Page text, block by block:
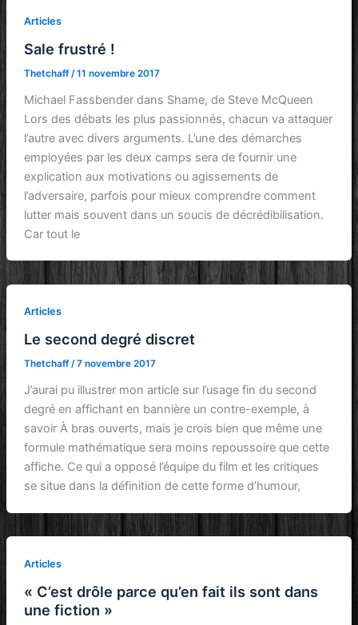
Articles
Sale frustré !
Thetchaff /11 novembre 2017
Michael Fassbender dans Shame, de Steve McQueen
Lors des débats les plus passionnés, chacun va attaquer
l’autre avec divers arguments. L’une des démarches
employées par les deux camps sera de fournir une
explication aux motivations ou agissements de
l’adversaire, parfois pour mieux comprendre comment
lutter mais souvent dans un soucis de décrédibilisation.
Car tout le
Articles
Le second degré discret
Thetchaff/7 novembre 2017
J’aurai pu illustrer mon article sur l’usage fin du second
degré en affichant en bannière un contre-exemple, à
savoir À bras ouverts, mais je crois bien que même une
formule mathématique sera moins repoussoire que cette
affiche. Ce qui a opposé l’équipe du film et les critiques
se situe dans la définition de cette forme d’humour,
Articles
« C’est drôle parce qu’en fait ils sont dans
une fiction »